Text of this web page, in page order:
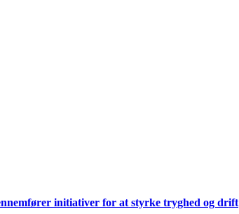
initiativer for at styrke tryghed og drift